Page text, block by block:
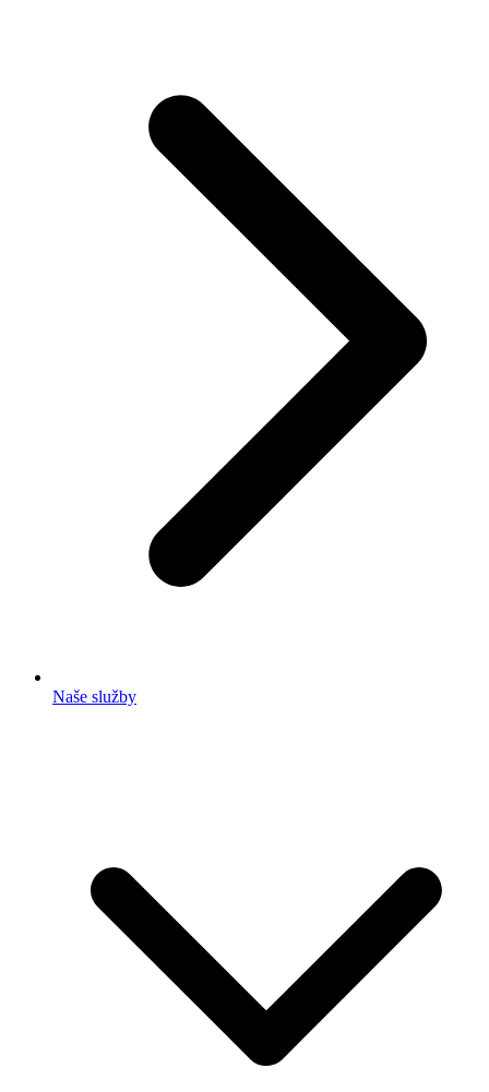
Naše služby